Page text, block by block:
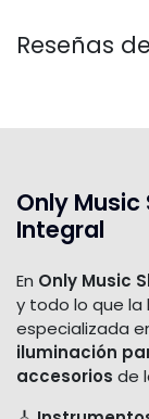
Reseñas
Only Music
Integral
En Only Music
y todo lo que la
especializada
iluminación
accesorios de